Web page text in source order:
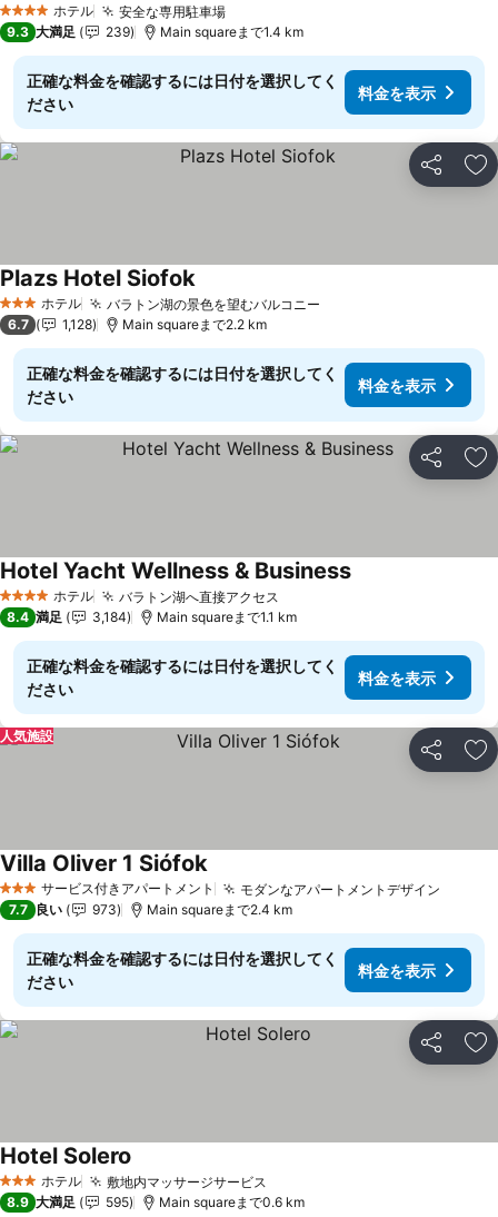
4 ホテルのランク
ホテル 安全な専用駐車場
9.3 大満足 239 Main squareまで1.4 km
正確な料金を確認するには日付を選択してく
ださい
料金を表示
シェア お
3 ホテルのランク
ホテル バラトン湖の景色を望むバルコニー
Plazs Hotel Siofok
6.7 1,128 Main squareまで2.2 km
正確な料金を確認するには日付を選択してく
ださい
料金を表示
シェア お
4 ホテルのランク
ホテル バラトン湖へ直接アクセス
Hotel Yacht Wellness & Business
8.4 満足 3,184 Main squareまで1.1 km
正確な料金を確認するには日付を選択してく
ださい
料金を表示
シェア お
人気施設
3 ホテルのランク
サービス付きアパートメント モダンなアパートメントデザイン
Villa Oliver 1 Siófok
7.7 良い 973 Main squareまで2.4 km
正確な料金を確認するには日付を選択してく
ださい
料金を表示
シェア お
3 ホテルのランク
ホテル 敷地内マッサージサービス
Hotel Solero
8.9 大満足 595 Main squareまで0.6 km